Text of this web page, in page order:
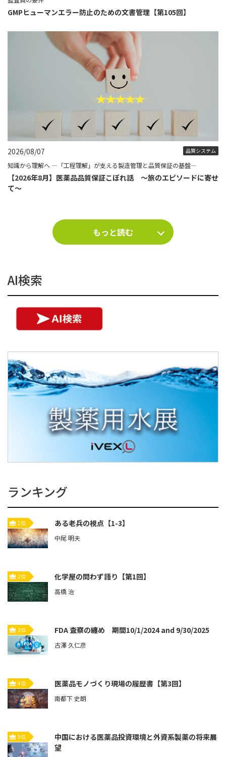
GMPヒューマンエラー防止のための文書管理【第105回】
2026/08/07 品質システム
知識から理解へ ―「工程理解」が支える製造管理と品質保証の基盤―
【2026年8月】医薬品品質保証こぼれ話 ～旅のエピソードに寄せ
て～
もっと読む
AI検索
ランキング
1位 ある老兵の視点【1-3】
中尾 明夫
2位 化学屋の問わず語り【第1回】
高橋 治
3位 FDA 査察の纏め 期間10/1/2024 and 9/30/2025
古澤 久仁彦
4位 医薬品モノづくり現場の履歴書【第3回】
南都下 史朗
5位
中国における医薬品投資環境と外資系製薬の将来展
望